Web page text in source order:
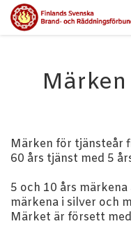
Märken för tjänsteår
60 års tjänst med 5
5 och 10 års
märkena i silver och
Märket är försett